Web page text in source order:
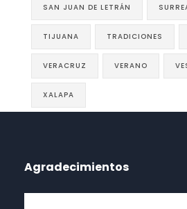
SAN JUAN DE LETRÁN
TIJUANA TRADICIONES
VERACRUZ VERANO
XALAPA
Agradecimientos